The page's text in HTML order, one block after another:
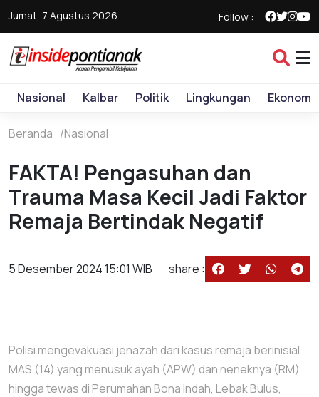
Jumat, 7 Agustus 2026 Follow :
Nasional Kalbar Politik Lingkungan Ekonomi
Beranda Nasional
FAKTA! Pengasuhan dan
Trauma Masa Kecil Jadi Faktor
Remaja Bertindak Negatif
5 Desember 2024 15:01 WIB share :
Polisi mengevakuasi jenazah dari kasus remaja berinisial
MAS (14) yang menusuk ayah (APW) dan neneknya (RM)
hingga tewas di Perumahan Bona Indah, Lebak Bulus,